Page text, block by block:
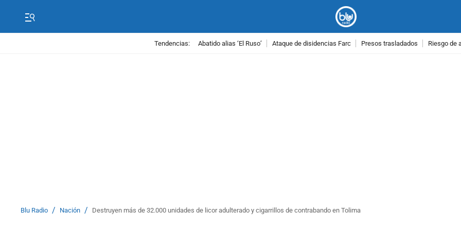
Tendencias: Abatido alias ‘El Ruso’ Ataque de disidencias Farc Presos trasladados Riesgo de
Blu Radio / Nación / Destruyen más de 32.000 unidades de licor adulterado y cigarrillos de contrabando en Tolima